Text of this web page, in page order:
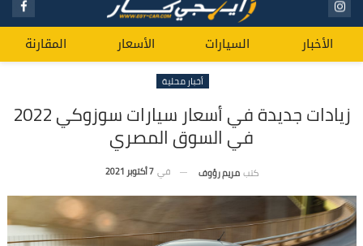
الأخبار السيارات الأسعار المقارنة
أخبار محلية
زيادات جديدة في أسعار سيارات سوزوكي 2022
في السوق المصري
كتب مريم رؤوف في 7 أكتوبر 2021